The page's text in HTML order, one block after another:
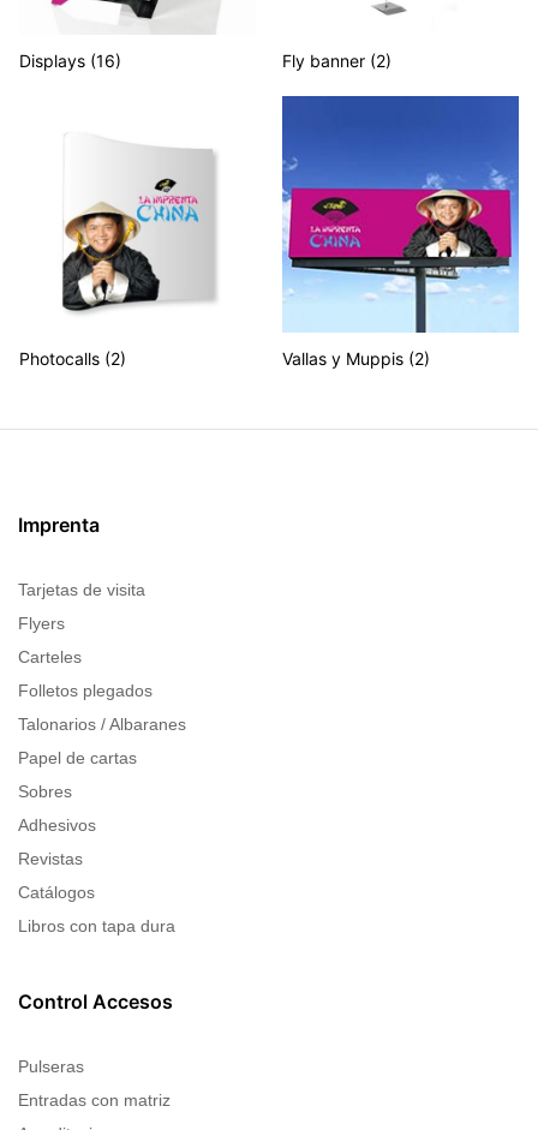
Displays (16) Fly banner (2)
Photocalls (2) Vallas y Muppis (2)
Imprenta
Tarjetas de visita
Flyers
Carteles
Folletos plegados
Talonarios / Albaranes
Papel de cartas
Sobres
Adhesivos
Revistas
Catálogos
Libros con tapa dura
Control Accesos
Pulseras
Entradas con matriz